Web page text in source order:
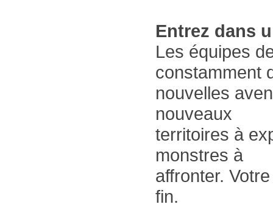
Entrez dans
Les équipes
constamment
nouvelles
nouveaux
territoires à
monstres à
affronter.
fin.